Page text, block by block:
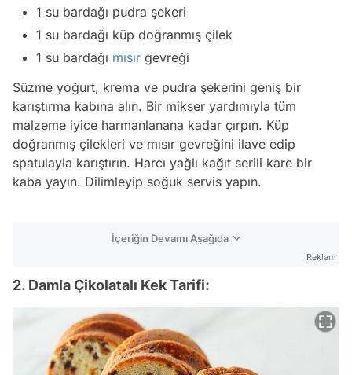
1 su bardağı pudra şekeri
1 su bardağı küp doğranmış çilek
1 su bardağı mısır gevreği
Süzme yoğurt, krema ve pudra şekerini geniş bir
karıştırma kabına alın. Bir mikser yardımıyla tüm
malzeme iyice harmanlanana kadar çırpın. Küp
doğranmış çilekleri ve mısır gevreğini ilave edip
spatulayla karıştırın. Harcı yağlı kağıt serili kare bir
kaba yayın. Dilimleyip soğuk servis yapın.
İçeriğin Devamı Aşağıda
Reklam
2. Damla Çikolatalı Kek Tarifi: